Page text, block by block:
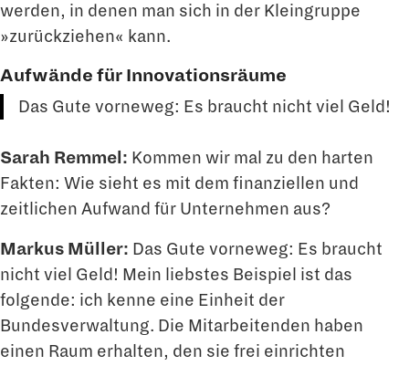
werden, in denen man sich in der Kleingruppe
»zurückziehen« kann.
Aufwände für Innovationsräume
Das Gute vorneweg: Es braucht nicht viel Geld!
Sarah Remmel: Kommen wir mal zu den harten
Fakten: Wie sieht es mit dem finanzi­ellen und
zeitlichen Aufwand für Unternehmen aus?
Markus Müller: Das Gute vorneweg: Es braucht
nicht viel Geld! Mein liebstes Beispiel ist das
folgende: ich kenne eine Einheit der
Bundesverwaltung. Die Mitarbeitenden haben
einen Raum erhalten, den sie frei einrichten